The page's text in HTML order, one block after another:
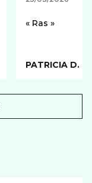
Ras
PATRICIA D.